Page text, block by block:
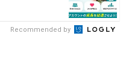
Recommended by